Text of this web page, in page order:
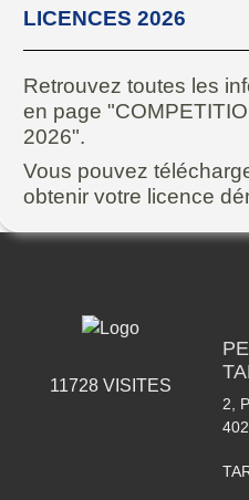
LICENCES 2026
Retrouvez toutes les
en page
2026".
Vous pouvez
obtenir votre licence
11728 VISITES
2,